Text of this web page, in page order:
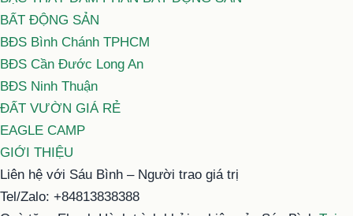
BẤT ĐỘNG SẢN
BĐS Bình Chánh TPHCM
BĐS Cần Đước Long An
BĐS Ninh Thuận
ĐẤT VƯỜN GIÁ RẺ
EAGLE CAMP
GIỚI THIỆU
Liên hệ với Sáu Bình – Người trao giá trị
Tel/Zalo: +84813838388